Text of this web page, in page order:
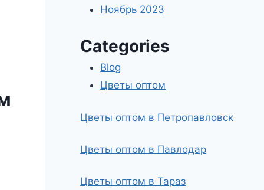
Ноябрь 2023
Categories
Blog
Цветы оптом
Цветы оптом в Петропавловск
Цветы оптом в Павлодар
Цветы оптом в Тараз